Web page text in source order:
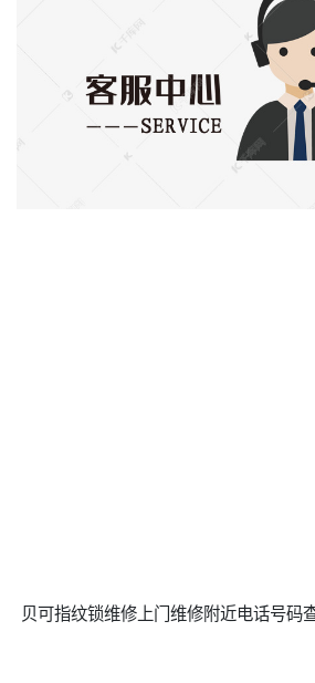
贝可指纹锁维修上门维修附近电话号码